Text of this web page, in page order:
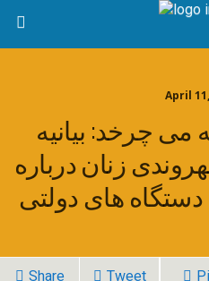
April
می چرخد: بیانیه
زنان درباره
های دولتی